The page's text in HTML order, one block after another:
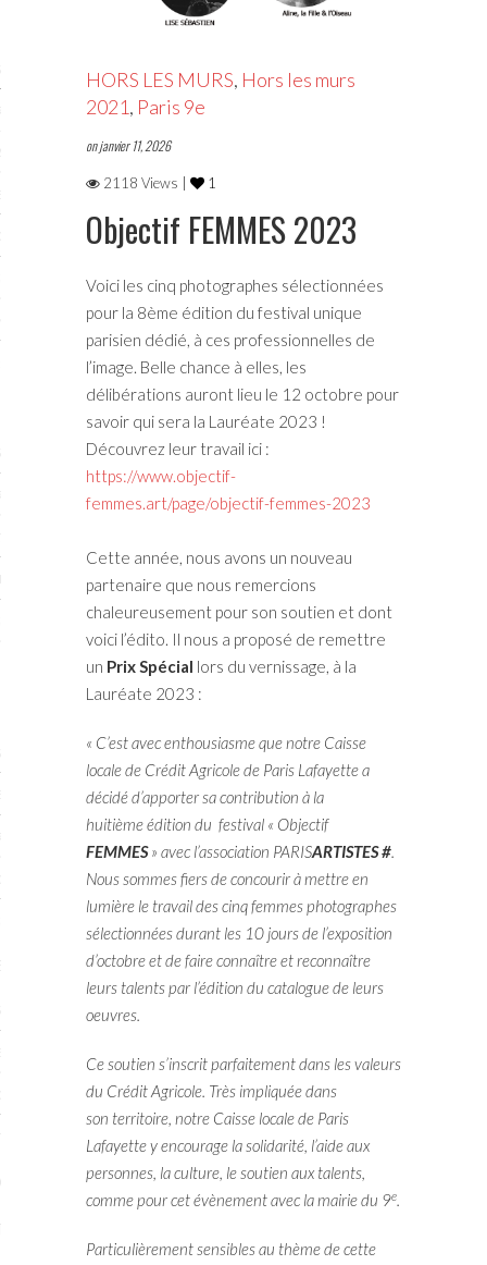
2019
PA2019
2019
2017
MURS 2017-2018
2016
PARISARTISTES # 2016
PARISARTISTES # 2015
DON
HORS LES MURS, Hors les murs
2021, Paris 9e
on janvier 11, 2026
2118 Views | 1
Objectif FEMMES 2023
Voici les cinq photographes sélectionnées
pour la 8ème édition du festival unique
parisien dédié, à ces professionnelles de
l’image. Belle chance à elles, les
délibérations auront lieu le 12 octobre pour
savoir qui sera la Lauréate 2023 !
Découvrez leur travail ici :
https://www.objectif-
femmes.art/page/objectif-femmes-2023
Cette année, nous avons un nouveau
partenaire que nous remercions
chaleureusement pour son soutien et dont
voici l’édito. Il nous a proposé de remettre
un Prix Spécial lors du vernissage, à la
Lauréate 2023 :
« C’est avec enthousiasme que notre Caisse
locale de Crédit Agricole de Paris Lafayette a
décidé d’apporter sa contribution à la
huitième édition du festival « Objectif
FEMMES» avec l’association PARISARTISTES #.
Nous sommes fiers de concourir à mettre en
lumière le travail des cinq femmes photographes
sélectionnées durant les 10 jours de l’exposition
d’octobre et de faire connaître et reconnaître
leurs talents par l’édition du catalogue de leurs
oeuvres.
Ce soutien s’inscrit parfaitement dans les valeurs
du Crédit Agricole. Très impliquée dans
son territoire, notre Caisse locale de Paris
Lafayette y encourage la solidarité, l’aide aux
personnes, la culture, le soutien aux talents,
comme pour cet évènement avec la mairie du 9e.
Particulièrement sensibles au thème de cette